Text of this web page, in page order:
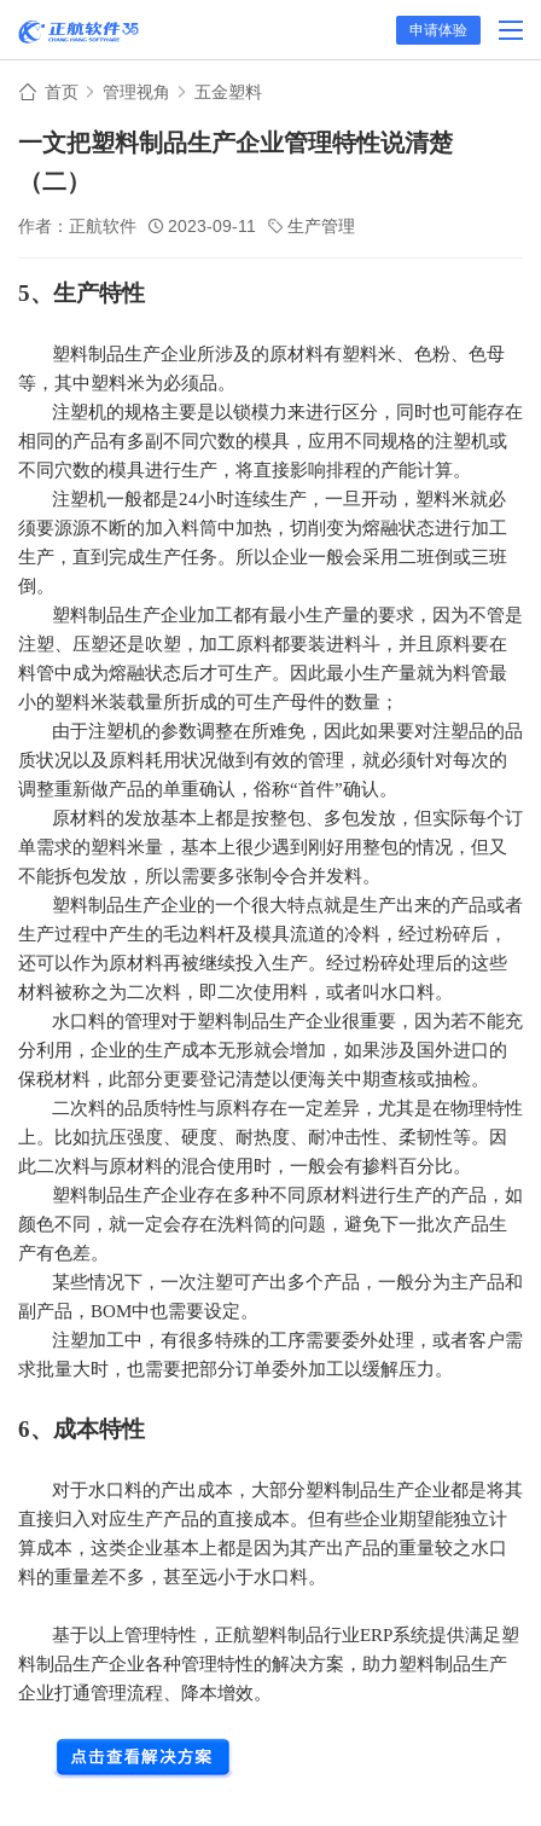
申请体验
首页 管理视角 五金塑料
一文把塑料制品生产企业管理特性说清楚
（二）
作者：正航软件 2023-09-11 生产管理
5、生产特性
塑料制品生产企业所涉及的原材料有塑料米、色粉、色母
等，其中塑料米为必须品。
注塑机的规格主要是以锁模力来进行区分，同时也可能存在
相同的产品有多副不同穴数的模具，应用不同规格的注塑机或
不同穴数的模具进行生产，将直接影响排程的产能计算。
注塑机一般都是24小时连续生产，一旦开动，塑料米就必
须要源源不断的加入料筒中加热，切削变为熔融状态进行加工
生产，直到完成生产任务。所以企业一般会采用二班倒或三班
倒。
塑料制品生产企业加工都有最小生产量的要求，因为不管是
注塑、压塑还是吹塑，加工原料都要装进料斗，并且原料要在
料管中成为熔融状态后才可生产。因此最小生产量就为料管最
小的塑料米装载量所折成的可生产母件的数量；
由于注塑机的参数调整在所难免，因此如果要对注塑品的品
质状况以及原料耗用状况做到有效的管理，就必须针对每次的
调整重新做产品的单重确认，俗称“首件”确认。
原材料的发放基本上都是按整包、多包发放，但实际每个订
单需求的塑料米量，基本上很少遇到刚好用整包的情况，但又
不能拆包发放，所以需要多张制令合并发料。
塑料制品生产企业的一个很大特点就是生产出来的产品或者
生产过程中产生的毛边料杆及模具流道的冷料，经过粉碎后，
还可以作为原材料再被继续投入生产。经过粉碎处理后的这些
材料被称之为二次料，即二次使用料，或者叫水口料。
水口料的管理对于塑料制品生产企业很重要，因为若不能充
分利用，企业的生产成本无形就会增加，如果涉及国外进口的
保税材料，此部分更要登记清楚以便海关中期查核或抽检。
二次料的品质特性与原料存在一定差异，尤其是在物理特性
上。比如抗压强度、硬度、耐热度、耐冲击性、柔韧性等。因
此二次料与原材料的混合使用时，一般会有掺料百分比。
塑料制品生产企业存在多种不同原材料进行生产的产品，如
颜色不同，就一定会存在洗料筒的问题，避免下一批次产品生
产有色差。
某些情况下，一次注塑可产出多个产品，一般分为主产品和
副产品，BOM中也需要设定。
注塑加工中，有很多特殊的工序需要委外处理，或者客户需
求批量大时，也需要把部分订单委外加工以缓解压力。
6、成本特性
对于水口料的产出成本，大部分塑料制品生产企业都是将其
直接归入对应生产产品的直接成本。但有些企业期望能独立计
算成本，这类企业基本上都是因为其产出产品的重量较之水口
料的重量差不多，甚至远小于水口料。
基于以上管理特性，正航塑料制品行业ERP系统提供满足塑
料制品生产企业各种管理特性的解决方案，助力塑料制品生产
企业打通管理流程、降本增效。